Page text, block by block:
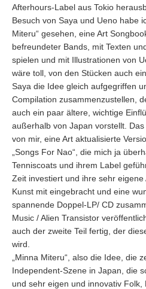
Afterhours-Label aus Tokio
Besuch von Saya und Ueno habe
Miteru“ gesehen, eine Art
befreundeter Bands, mit Texten
spielen und mit Illustrationen von
wäre toll, von den Stücken auch
Saya die Idee gleich aufgegriffen
Compilation zusammenzustellen,
auch ein paar ältere, wichtige
außerhalb von Japan vorstellt.
von mir, eine Art aktualisierte
„Songs For Nao“, die mich ja
Tenniscoats und ihrem Label
Zeit investiert und ihre sehr
Kunst mit eingebracht und eine
spannende Doppel-LP/ CD
Music / Alien Transistor
auch der zweite Teil fertig, der
wird.
„Minna Miteru“, also die Idee, die
Independent-Szene in Japan, die
und sehr eigen und innovativ Folk,